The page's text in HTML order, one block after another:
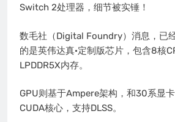
Switch 2处理器，细节被实锤！
数毛社（Digital Foundry）消息，已
的是英伟达真·定制版芯片，包含8核
LPDDR5X内存。
GPU则基于Ampere架构，和30系显
CUDA核心，支持DLSS。